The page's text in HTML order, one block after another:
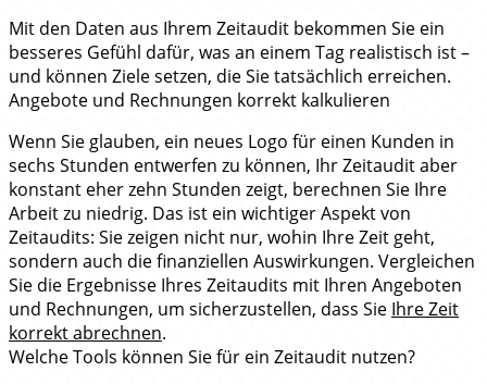
Mit den Daten aus Ihrem Zeitaudit bekommen Sie ein
besseres Gefühl dafür, was an einem Tag realistisch ist –
und können Ziele setzen, die Sie tatsächlich erreichen.
Angebote und Rechnungen korrekt kalkulieren
Wenn Sie glauben, ein neues Logo für einen Kunden in
sechs Stunden entwerfen zu können, Ihr Zeitaudit aber
konstant eher zehn Stunden zeigt, berechnen Sie Ihre
Arbeit zu niedrig. Das ist ein wichtiger Aspekt von
Zeitaudits: Sie zeigen nicht nur, wohin Ihre Zeit geht,
sondern auch die finanziellen Auswirkungen. Vergleichen
Sie die Ergebnisse Ihres Zeitaudits mit Ihren Angeboten
und Rechnungen, um sicherzustellen, dass Sie Ihre Zeit
korrekt abrechnen.
Welche Tools können Sie für ein Zeitaudit nutzen?